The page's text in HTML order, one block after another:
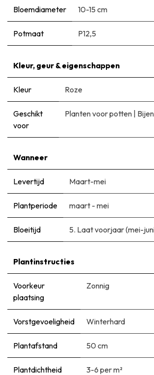
Bloemdiameter 10-15 cm
Potmaat P12,5
Kleur, geur & eigenschappen
Kleur Roze
Geschikt
voor
Planten voor potten |
Wanneer
Levertijd Maart-mei
Plantperiode maart - mei
Bloeitijd 5. Laat voorjaar (mei-
Plantinstructies
Voorkeur
plaatsing
Zonnig
Vorstgevoeligheid Winterhard
Plantafstand 50 cm
Plantdichtheid 3-6 per m²